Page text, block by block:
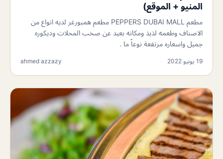
المنيو + الموقع)
مطعم PEPPERS DUBAI MALL مطعم همبورغر لديه انواع من
الاصناف وطعمه لذيذ ومكانه بعيد عن صخب المحلات وديكوره
جميل واسعاره مرتفعة نوعاً ما .
19 يونيو 2022 ahmed azzazy